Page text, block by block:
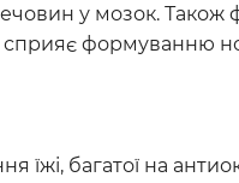
у мозок. Також
формуванню
їжі, багатої на